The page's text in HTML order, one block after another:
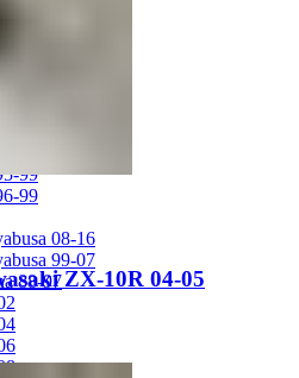
99
99
08-16
99-07
88-97ZX-10R 04-05